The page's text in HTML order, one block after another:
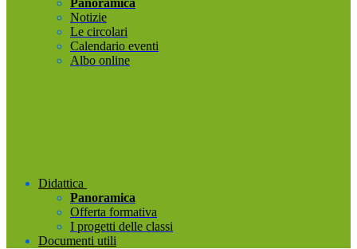
Panoramica
Notizie
Le circolari
Calendario eventi
Albo online
Didattica
Panoramica
Offerta formativa
I progetti delle classi
Documenti utili